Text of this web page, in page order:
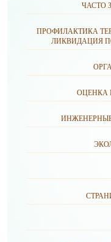
ЧАСТО
ПРОФИЛАКТИКА
ЛИКВИДАЦИЯ
ОЦЕНКА